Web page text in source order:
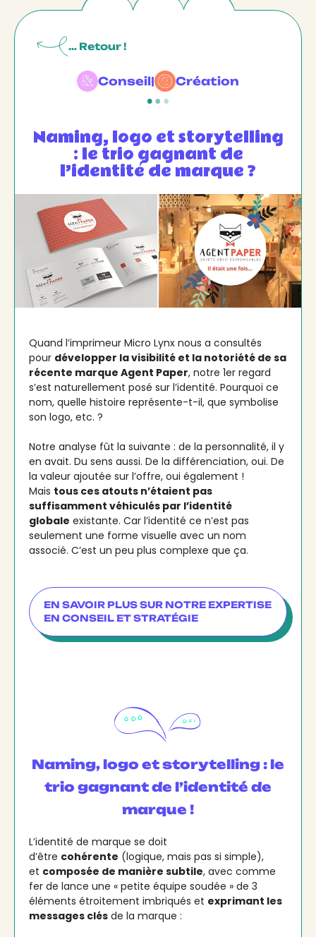
… Retour !
Conseil| Création
Naming, logo et storytelling
: le trio gagnant de
l’identité de marque ?
Quand l’imprimeur Micro Lynx nous a consultés
pour développer la visibilité et la notoriété de sa
récente marque Agent Paper, notre 1er regard
s’est naturellement posé sur l’identité. Pourquoi ce
nom, quelle histoire représente-t-il, que symbolise
son logo, etc. ?
Notre analyse fût la suivante : de la personnalité, il y
en avait. Du sens aussi. De la différenciation, oui. De
la valeur ajoutée sur l’offre, oui également !
Mais tous ces atouts n’étaient pas
suffisamment véhiculés par l’identité
globale existante. Car l’identité ce n’est pas
seulement une forme visuelle avec un nom
associé. C’est un peu plus complexe que ça.
EN SAVOIR PLUS SUR NOTRE EXPERTISE
EN CONSEIL ET STRATÉGIE
Naming, logo et storytelling : le
trio gagnant de l’identité de
marque !
L’identité de marque se doit
d’être cohérente (logique, mais pas si simple),
et composée de manière subtile, avec comme
fer de lance une « petite équipe soudée » de 3
éléments étroitement imbriqués et exprimant les
messages clés de la marque :